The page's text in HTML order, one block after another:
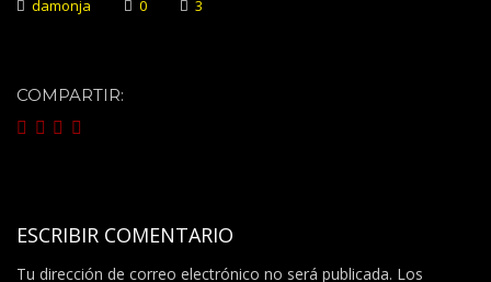
damonja 0 3
COMPARTIR:
ESCRIBIR COMENTARIO
Tu dirección de correo electrónico no será publicada. Los